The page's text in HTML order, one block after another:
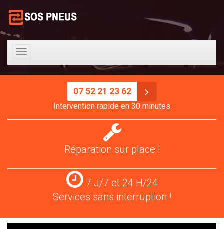
Toggle
navigation
07 52 21 23 62
Intervention rapide en 30 minutes
Réparation
pneus
Réparation sur place !
Services
24
H/24
7 J/7 et 24 H/24
Services sans interruption !